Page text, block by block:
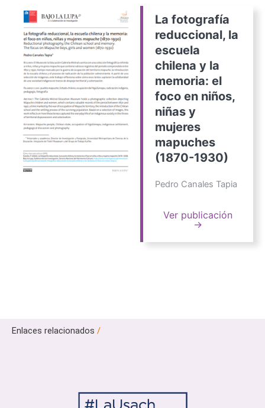
La fotografía
reduccional, la
escuela
chilena y la
memoria: el
foco en niños,
niñas y
mujeres
mapuches
(1870-1930)
Pedro Canales Tapia
Ver publicación
→
Enlaces relacionados /